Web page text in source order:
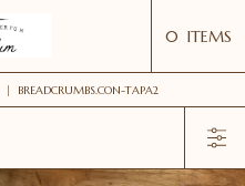
0 ITEMS
| BREADCRUMBS.CON-TAPA2